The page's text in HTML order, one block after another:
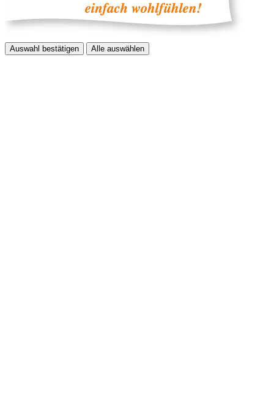
Auswahl bestätigen Alle auswählen